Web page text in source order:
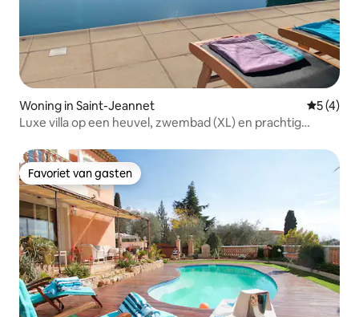
Woning in Saint-Jeannet
5 (4)
Luxe villa op een heuvel, zwembad (XL) en prachtig
Favoriet van gasten
Favoriet van gasten